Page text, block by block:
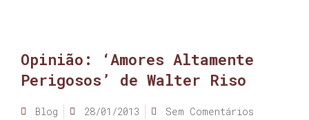
Opinião: ‘Amores Altamente
Perigosos’ de Walter Riso
Blog 28/01/2013 Sem Comentários